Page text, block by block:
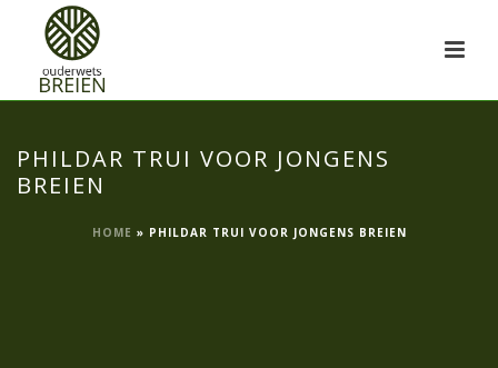
PHILDAR TRUI VOOR JONGENS
BREIEN
HOME » PHILDAR TRUI VOOR JONGENS BREIEN